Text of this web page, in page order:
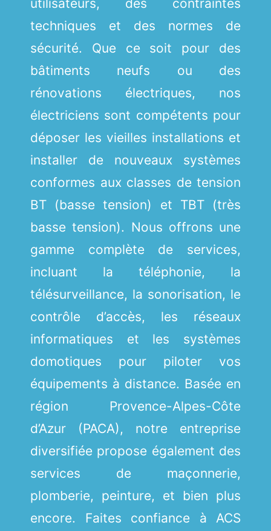
utilisateurs, des contraintes
techniques et des normes de
sécurité. Que ce soit pour des
bâtiments neufs ou des
rénovations électriques, nos
électriciens sont compétents pour
déposer les vieilles installations et
installer de nouveaux systèmes
conformes aux classes de tension
BT (basse tension) et TBT (très
basse tension). Nous offrons une
gamme complète de services,
incluant la téléphonie, la
télésurveillance, la sonorisation, le
contrôle d’accès, les réseaux
informatiques et les systèmes
domotiques pour piloter vos
équipements à distance. Basée en
région Provence-Alpes-Côte
d’Azur (PACA), notre entreprise
diversifiée propose également des
services de maçonnerie,
plomberie, peinture, et bien plus
encore. Faites confiance à ACS